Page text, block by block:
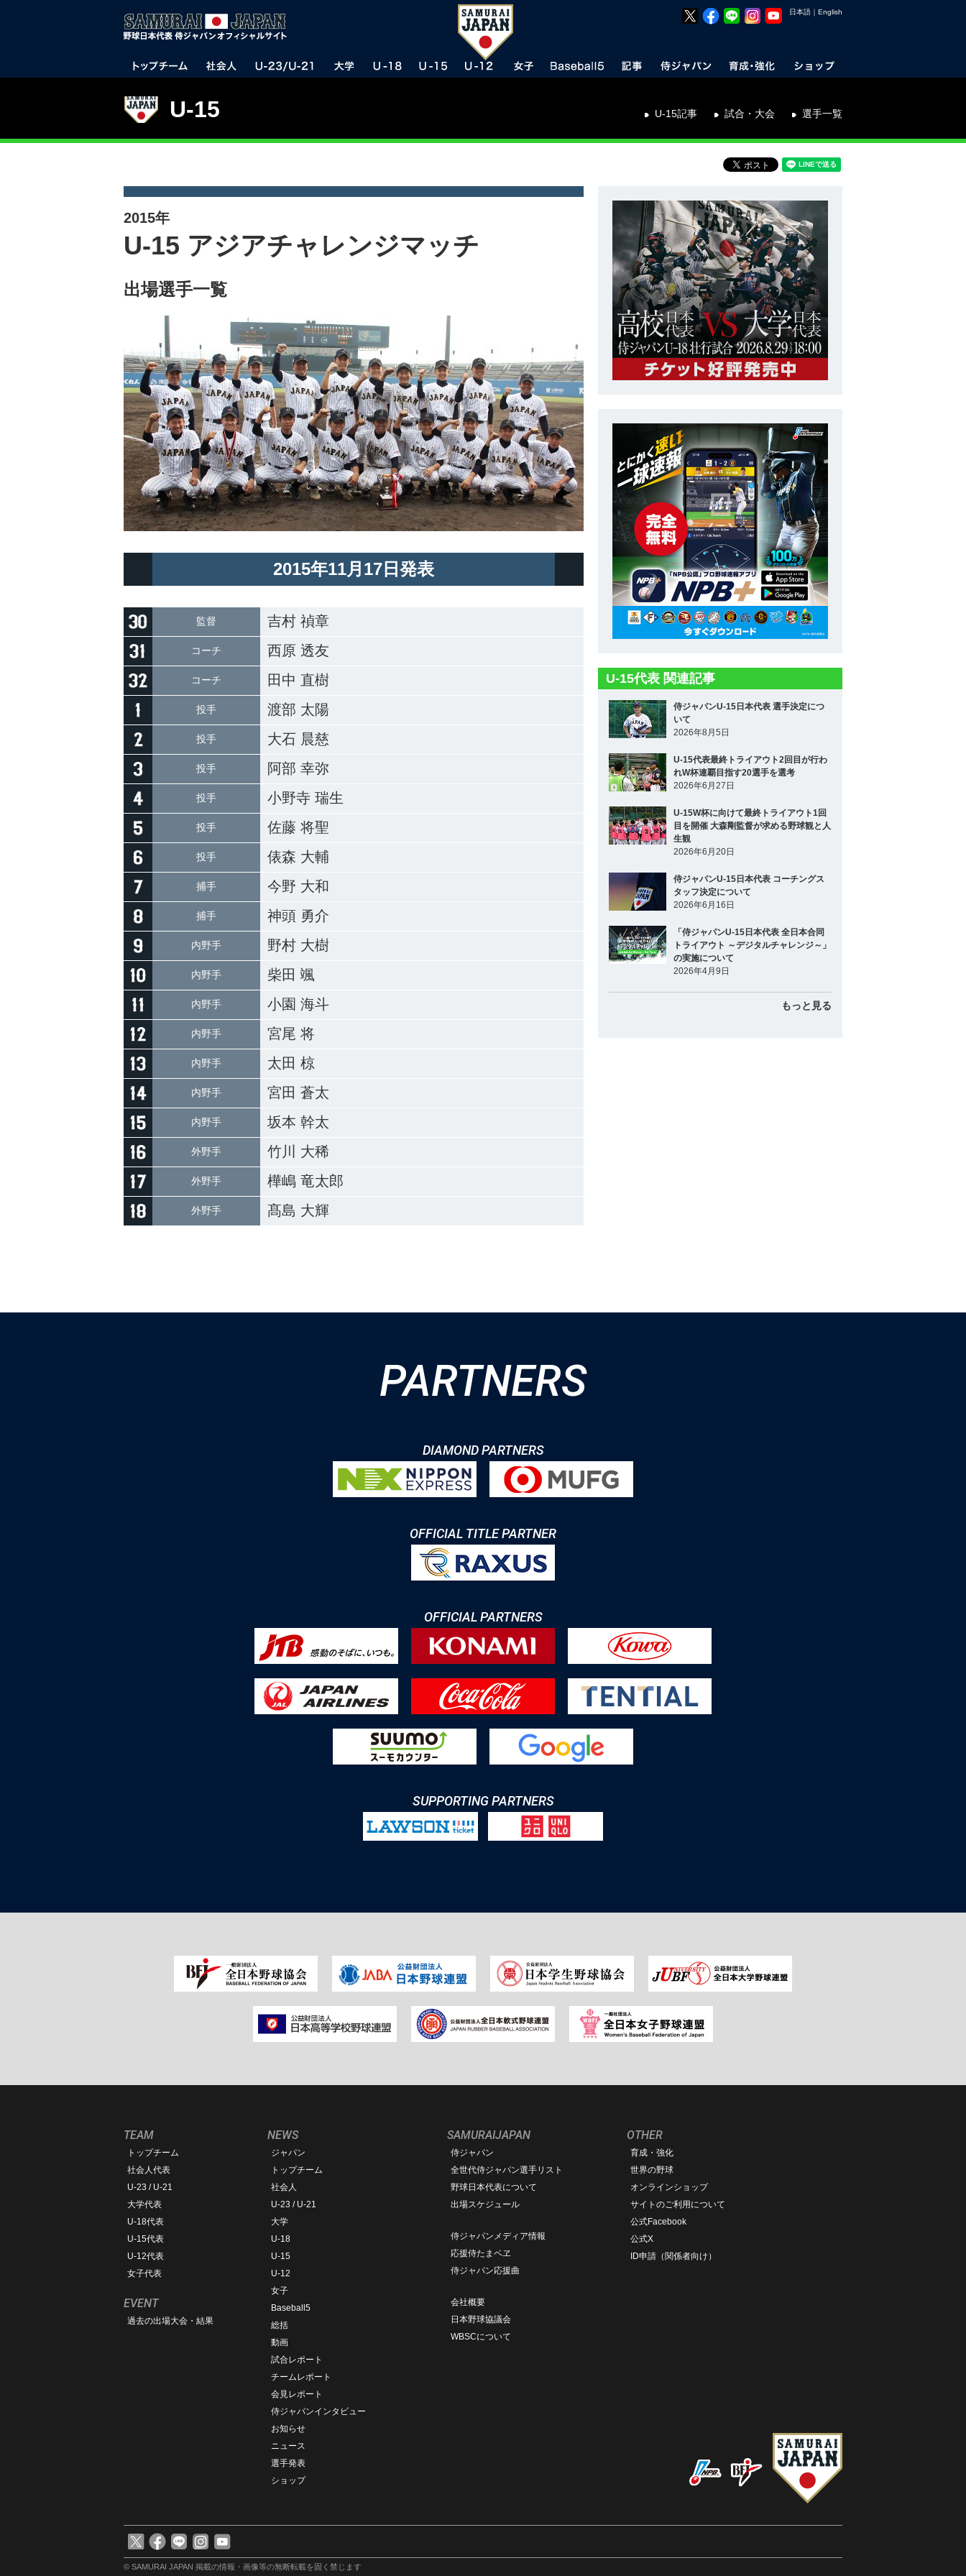
日本語 ｜ English
U-15 U-15記事 試合・大会 選手一覧
2015年
U-15 アジアチャレンジマッチ
出場選手一覧
2015年11月17日発表
監督 吉村 禎章
コーチ 西原 透友
コーチ 田中 直樹
投手 渡部 太陽
投手 大石 晨慈
投手 阿部 幸弥
投手 小野寺 瑞生
投手 佐藤 将聖
投手 俵森 大輔
捕手 今野 大和
捕手 神頭 勇介
内野手 野村 大樹
内野手 柴田 颯
内野手 小園 海斗
内野手 宮尾 将
内野手 太田 椋
内野手 宮田 蒼太
内野手 坂本 幹太
外野手 竹川 大稀
外野手 樺嶋 竜太郎
外野手 髙島 大輝
U-15代表 関連記事
侍ジャパンU-15日本代表 選手決定につ
いて
2026年8月5日
U-15代表最終トライアウト2回目が行わ
れW杯連覇目指す20選手を選考
2026年6月27日
U-15W杯に向けて最終トライアウト1回
目を開催 大森剛監督が求める野球観と人
生観
2026年6月20日
侍ジャパンU-15日本代表 コーチングス
タッフ決定について
2026年6月16日
「侍ジャパンU-15日本代表 全日本合同
トライアウト ～デジタルチャレンジ～」
の実施について
2026年4月9日
もっと見る
PARTNERS
DIAMOND PARTNERS
OFFICIAL TITLE PARTNER
OFFICIAL PARTNERS
SUPPORTING PARTNERS
TEAM
トップチーム
社会人代表
U-23 / U-21
大学代表
U-18代表
U-15代表
U-12代表
女子代表
EVENT
過去の出場大会・結果
NEWS
ジャパン
トップチーム
社会人
U-23 / U-21
大学
U-18
U-15
U-12
女子
Baseball5
総括
動画
試合レポート
チームレポート
会見レポート
侍ジャパンインタビュー
お知らせ
ニュース
選手発表
ショップ
SAMURAIJAPAN
侍ジャパン
全世代侍ジャパン選手リスト
野球日本代表について
出場スケジュール
侍ジャパンメディア情報
応援侍たまベヱ
侍ジャパン応援曲
会社概要
日本野球協議会
WBSCについて
OTHER
育成・強化
世界の野球
オンラインショップ
サイトのご利用について
公式Facebook
公式X
ID申請（関係者向け）
© SAMURAI JAPAN 掲載の情報・画像等の無断転載を固く禁じます